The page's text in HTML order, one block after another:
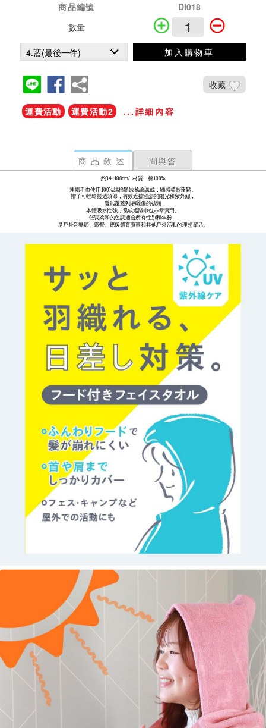
商品編號
DI018
數量
加入購物車
收藏
運費活動 運費活動2 ...詳細內容
商品敘述 問與答